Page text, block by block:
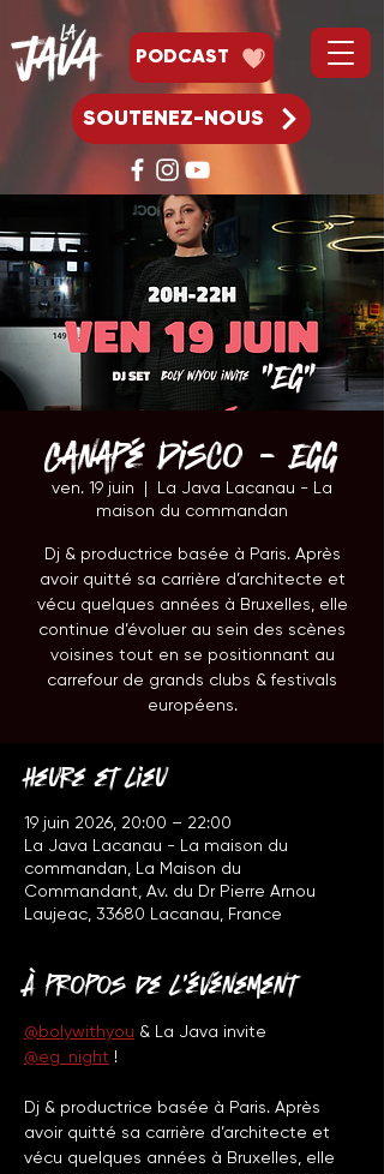
PODCAST
SOUTENEZ-NOUS
Canapé Disco - EGG
ven. 19 juin
La Java Lacanau - La
maison du commandan
Dj & productrice basée à Paris. Après
avoir quitté sa carrière d’architecte et
vécu quelques années à Bruxelles, elle
continue d’évoluer au sein des scènes
voisines tout en se positionnant au
carrefour de grands clubs & festivals
européens.
Heure et lieu
19 juin 2026, 20:00 – 22:00
La Java Lacanau - La maison du
commandan, La Maison du
Commandant, Av. du Dr Pierre Arnou
Laujeac, 33680 Lacanau, France
À propos de l'événement
@bolywithyou & La Java invite
@eg_night !
Dj & productrice basée à Paris. Après
avoir quitté sa carrière d’architecte et
vécu quelques années à Bruxelles, elle